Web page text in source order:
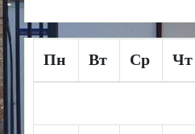
Пн Вт Ср Чт